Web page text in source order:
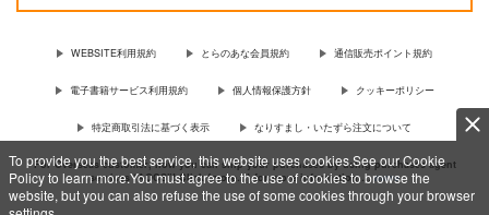
To provide you the best service, this website uses cookies.See our Cookie
Policy to learn more.You must agree to the use of cookies to browse the
website, but you can also refuse the use of some cookies through your browser
WEBSITE利用規約 とらのあな会員規約 通信販売ポイント規約
電子書籍サービス利用規約 個人情報保護方針 クッキーポリシー
特定商取引法に基づく表示 なりすまし・いたずら注文について
For Overseas customer, now you can ship your purchases by using purchases agent
services “AOCS”! Click {more…} for more information …more